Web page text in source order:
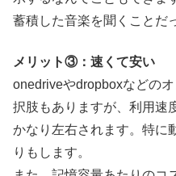
蓄積した音楽を聞くことだ
メリット③：速くて安い
onedriveやdropboxなどの
択肢もありますが、利用速
かなり左右されます。特に
りもします。